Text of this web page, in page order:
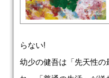
らない!
幼少の健吾は「先天性の